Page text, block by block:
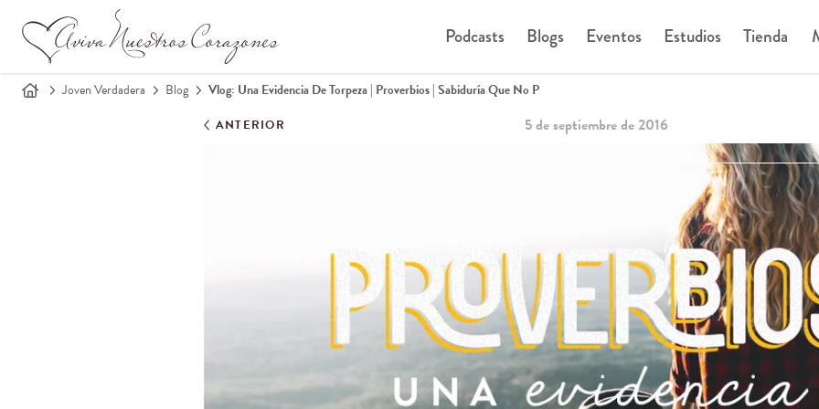
Podcasts Blogs Eventos Estudios Tienda
Joven Verdadera Blog Vlog: Una Evidencia De Torpeza | Proverbios | Sabiduría Que No P
ANTERIOR 5 de septiembre de 2016